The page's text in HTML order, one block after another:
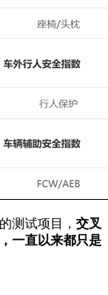
测试项目， 交叉
一直以来都只是